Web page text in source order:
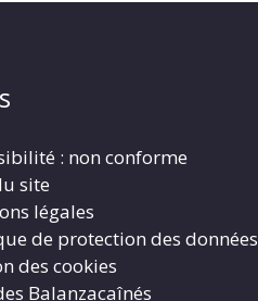
: non conforme
site
légales
de protection des données
des cookies
Balanzacaînés